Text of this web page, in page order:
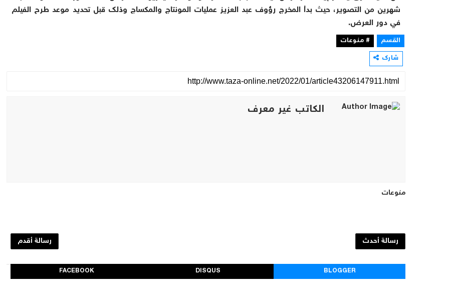
شهرين من التصوير، حيث بدأ المخرج رؤوف عبد العزيز عمليات المونتاج والمكساج وذلك قبل تحديد موعد طرح الفيلم
في دور العرض.
القسم
# منوعات
شارك
الكاتب غير معرف
منوعات
رسالة أحدث رسالة أقدم
BLOGGER
DISQUS
FACEBOOK